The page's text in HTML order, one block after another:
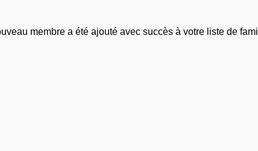
membre a été ajouté avec succès à votre liste de